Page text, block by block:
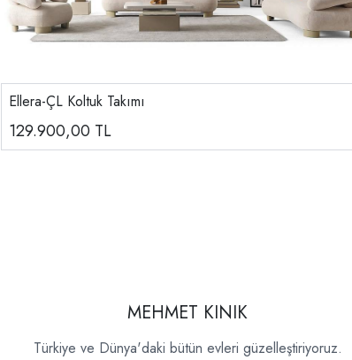
Ellera-ÇL Koltuk Takımı
129.900,00 TL
MEHMET KINIK
Türkiye ve Dünya'daki bütün evleri güzelleştiriyoruz.